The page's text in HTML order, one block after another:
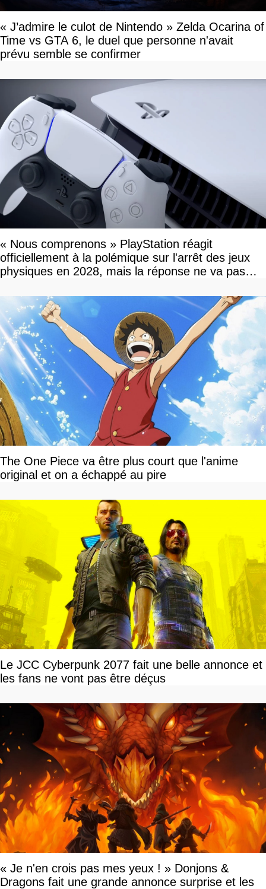
« J’admire le culot de Nintendo » Zelda Ocarina of
Time vs GTA 6, le duel que personne n'avait
prévu semble se confirmer
« Nous comprenons » PlayStation réagit
officiellement à la polémique sur l'arrêt des jeux
physiques en 2028, mais la réponse ne va pas
The One Piece va être plus court que l'anime
original et on a échappé au pire
Le JCC Cyberpunk 2077 fait une belle annonce et
les fans ne vont pas être déçus
« Je n'en crois pas mes yeux ! » Donjons &
Dragons fait une grande annonce surprise et les